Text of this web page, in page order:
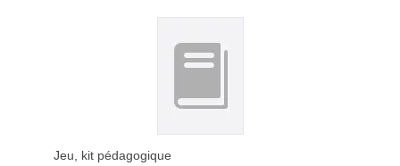
Jeu, kit pédagogique